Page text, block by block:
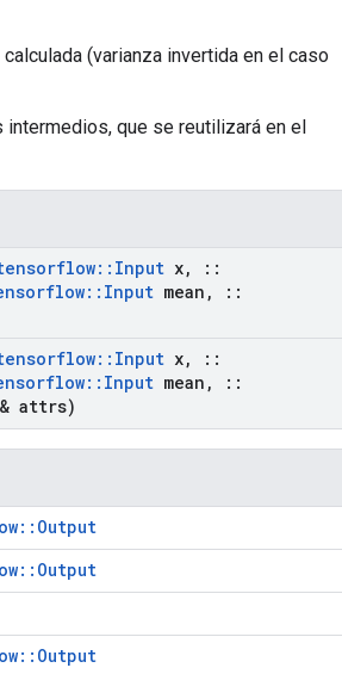
(varianza invertida en el caso
intermedios, que se reutilizará en el
:: Input x,
::
:: Input mean ,
::
:: Input x,
::
:: Input mean ,
::
& attrs)